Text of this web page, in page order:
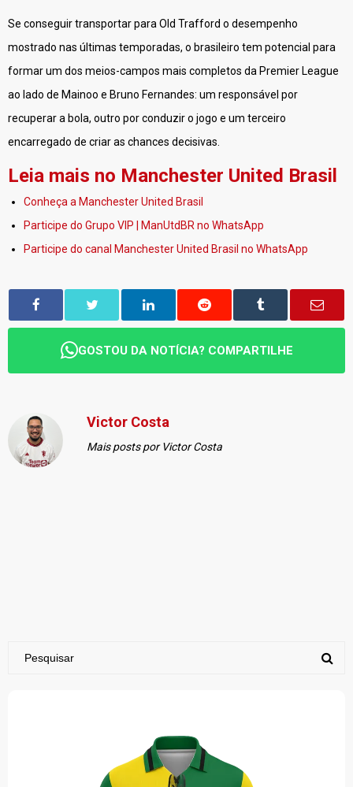
Se conseguir transportar para Old Trafford o desempenho
mostrado nas últimas temporadas, o brasileiro tem potencial para
formar um dos meios-campos mais completos da Premier League
ao lado de Mainoo e Bruno Fernandes: um responsável por
recuperar a bola, outro por conduzir o jogo e um terceiro
encarregado de criar as chances decisivas.
Leia mais no Manchester United Brasil
Conheça a Manchester United Brasil
Participe do Grupo VIP | ManUtdBR no WhatsApp
Participe do canal Manchester United Brasil no WhatsApp
GOSTOU DA NOTÍCIA? COMPARTILHE
Victor Costa
Mais posts por Victor Costa